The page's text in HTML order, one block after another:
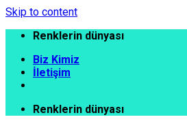
Skip to content
Renklerin dünyası
Biz Kimiz
İletişim
Renklerin dünyası